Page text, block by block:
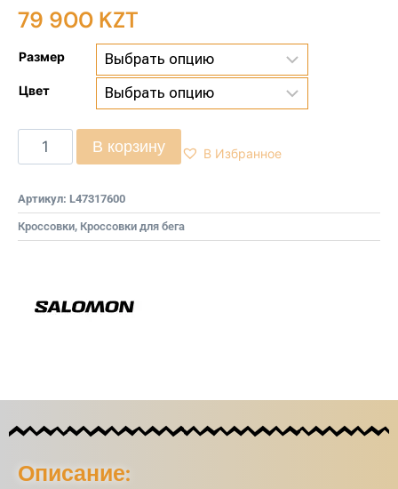
79 900 KZT
Размер
Цвет
В корзину В Избранное
Артикул: L47317600
Кроссовки, Кроссовки для бега
Описание: